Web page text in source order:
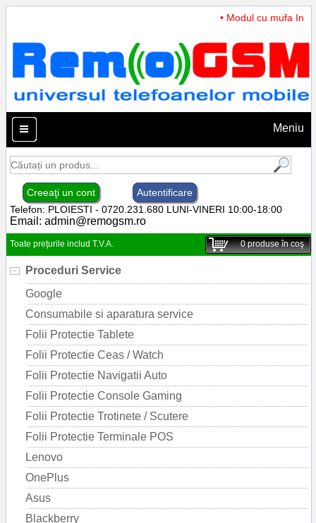
• Modul cu mufa
Meniu
Creeaţi un cont
Autentificare
Telefon: PLOIESTI - 0720.231.680 LUNI-VINERI 10:00-18:00
Email: admin@remogsm.ro
Toate preţurile includ T.V.A. 0produse în coş
Proceduri Service
Google
Consumabile si aparatura service
Folii Protectie Tablete
Folii Protectie Ceas / Watch
Folii Protectie Navigatii Auto
Folii Protectie Console Gaming
Folii Protectie Trotinete / Scutere
Folii Protectie Terminale POS
Lenovo
OnePlus
Asus
Blackberry